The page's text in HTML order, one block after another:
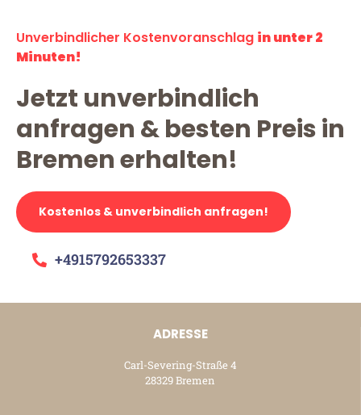
Unverbindlicher Kostenvoranschlag in unter 2
Minuten!
Jetzt unverbindlich
anfragen & besten Preis in
Bremen erhalten!
Kostenlos & unverbindlich anfragen!
+4915792653337
ADRESSE
Carl-Severing-Straße 4
28329 Bremen